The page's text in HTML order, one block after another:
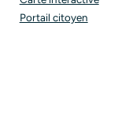
Portail citoyen